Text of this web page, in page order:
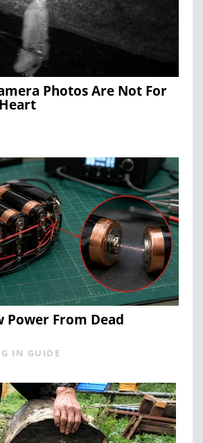
Photos Are Not For
Power From Dead
IN GUIDE